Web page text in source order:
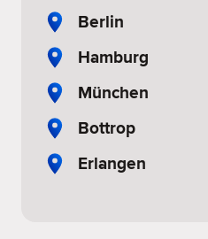
Berlin
Hamburg
München
Bottrop
Erlangen